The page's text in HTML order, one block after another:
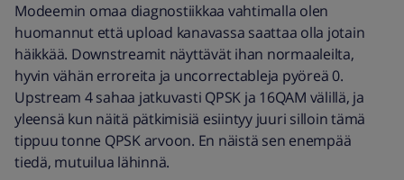
Modeemin omaa diagnostiikkaa vahtimalla olen
huomannut että upload kanavassa saattaa olla jotain
häikkää. Downstreamit näyttävät ihan normaaleilta,
hyvin vähän erroreita ja uncorrectableja pyöreä 0.
Upstream 4 sahaa jatkuvasti QPSK ja 16QAM välillä, ja
yleensä kun näitä pätkimisiä esiintyy juuri silloin tämä
tippuu tonne QPSK arvoon. En näistä sen enempää
tiedä, mutuilua lähinnä.